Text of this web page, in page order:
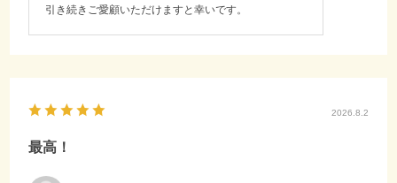
引き続きご愛顧いただけますと幸いです。
2026.8.2
最高！